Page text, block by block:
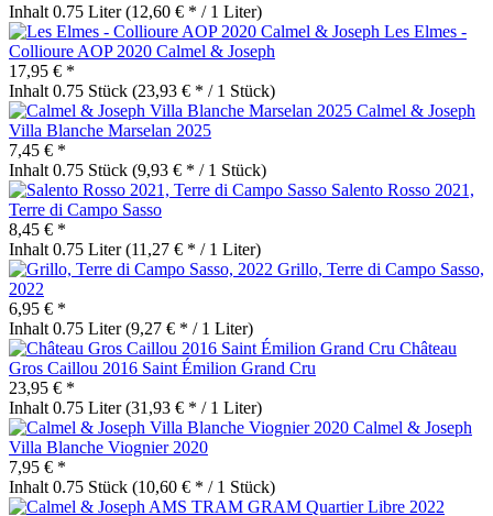
Inhalt 0.75 Liter(12,60 € * / 1 Liter)
Les Elmes -
Collioure AOP 2020 Calmel & Joseph
17,95 € *
Inhalt 0.75 Stück (23,93 € * / 1 Stück)
Calmel & Joseph
Villa Blanche Marselan 2025
7,45 € *
Inhalt 0.75 Stück (9,93 € * / 1 Stück)
Salento Rosso 2021,
Terre di Campo Sasso
8,45 € *
Inhalt 0.75 Liter(11,27 € * / 1 Liter)
Grillo, Terre di Campo Sasso,
2022
6,95 € *
Inhalt 0.75 Liter(9,27 € * / 1 Liter)
Château
Gros Caillou 2016 Saint Émilion Grand Cru
23,95 € *
Inhalt 0.75 Liter(31,93 € * / 1 Liter)
Calmel & Joseph
Villa Blanche Viognier 2020
7,95 € *
Inhalt 0.75 Stück (10,60 € * / 1 Stück)